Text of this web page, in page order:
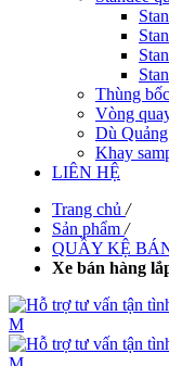
Thùng
Vòng
Dù
Khay
LIÊN HỆ
Trang chủ /
Sản phẩm /
QUẦY KỆ
Xe bán hàng